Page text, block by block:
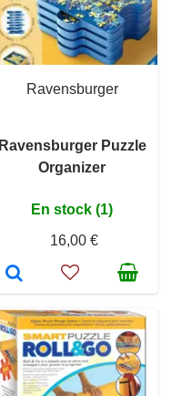
Ravensburger
Ravensburger Puzzle
Organizer
En stock (1)
16,00 €